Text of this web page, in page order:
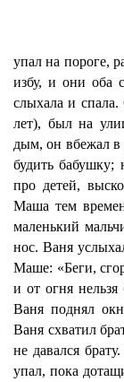
упал на пороге,
избу, и они оба
слыхала и
лет), был на
дым, он вбежал в
будить бабушку;
про детей,
Маша тем
маленький
нос. Ваня
Маше: «Беги,
и от огня
Ваня поднял
Ваня схватил
не давался
упал, пока